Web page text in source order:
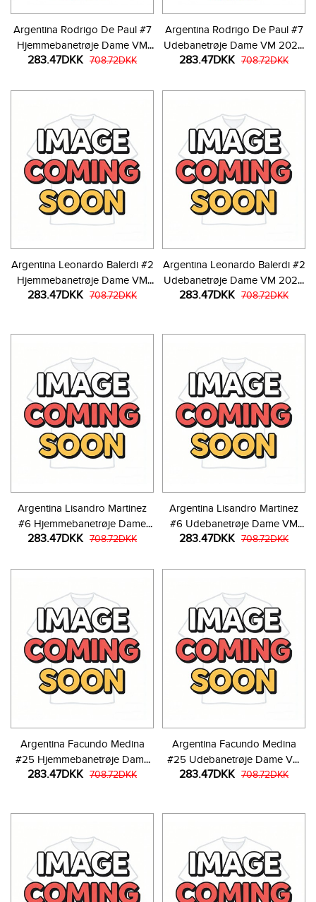
Argentina Rodrigo De Paul #7
Hjemmebanetrøje Dame VM
2026 Kortærmet
283.47DKK 708.72DKK
Argentina Rodrigo De Paul #7
Udebanetrøje Dame VM 2026
Kortærmet
283.47DKK 708.72DKK
Argentina Leonardo Balerdi #2
Hjemmebanetrøje Dame VM
2026 Kortærmet
283.47DKK 708.72DKK
Argentina Leonardo Balerdi #2
Udebanetrøje Dame VM 2026
Kortærmet
283.47DKK 708.72DKK
Argentina Lisandro Martinez
#6 Hjemmebanetrøje Dame
VM 2026 Kortærmet
283.47DKK 708.72DKK
Argentina Lisandro Martinez
#6 Udebanetrøje Dame VM
2026 Kortærmet
283.47DKK 708.72DKK
Argentina Facundo Medina
#25 Hjemmebanetrøje Dame
VM 2026 Kortærmet
283.47DKK 708.72DKK
Argentina Facundo Medina
#25 Udebanetrøje Dame VM
2026 Kortærmet
283.47DKK 708.72DKK